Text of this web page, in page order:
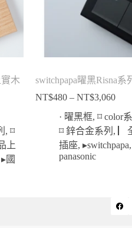
木
, ⌑
上
▸國
switchpapa曜黑Risna系
NT$480 – NT$3,060價
格
範
圍
· 曜黑框,⌑ color
⌑ 鋅合金系列 , ▏
插座,▸switchpapa
panasonic